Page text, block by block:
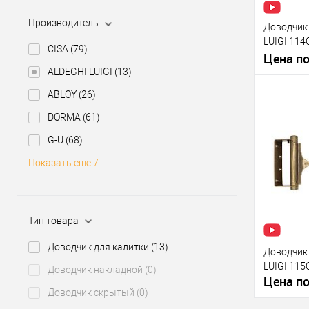
Производитель
CISA (79)
ALDEGHI LUIGI (13)
ABLOY (26)
DORMA (61)
G-U (68)
Показать ещё 7
Тип товара
Доводчик для калитки (13)
Доводчик накладной (0)
Доводчик скрытый (0)
Тип товара
Страна
Модель
Доводчик
LUIGI
латунная
Цена
В
Страна
Модель
доводчика
Цвет
Доводчик
LUIGI
Цена